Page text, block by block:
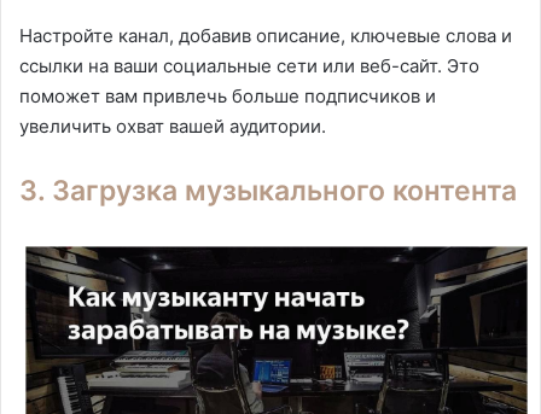
Настройте канал, добавив описание, ключевые слова и
ссылки на ваши социальные сети или веб-сайт. Это
поможет вам привлечь больше подписчиков и
увеличить охват вашей аудитории.
3. Загрузка музыкального контента